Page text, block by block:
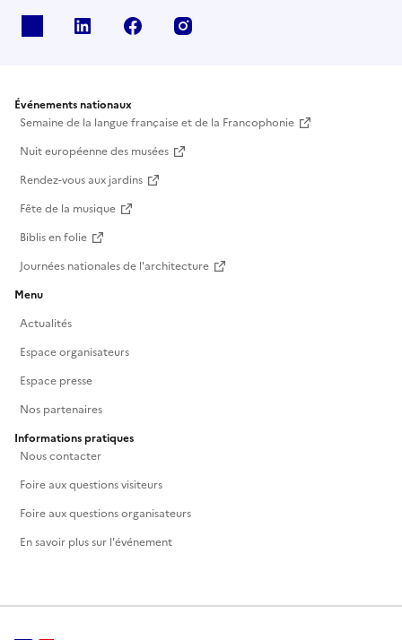
Linkedin Facebook
Événements nationaux
Semaine de la langue française et de la Francophonie
Nuit européenne des musées
Rendez-vous aux jardins
Fête de la musique
Biblis en folie
Journées nationales de l'architecture
Menu
Actualités
Espace organisateurs
Espace presse
Nos partenaires
Informations pratiques
Nous contacter
Foire aux questions visiteurs
Foire aux questions organisateurs
En savoir plus sur l'événement